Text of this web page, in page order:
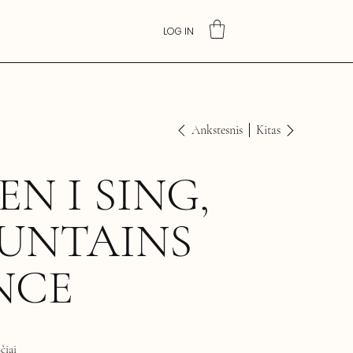
LOG IN
Ankstesnis Kitas
I SING,